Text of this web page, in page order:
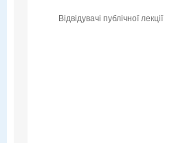
Відвідувачі публічної лекції